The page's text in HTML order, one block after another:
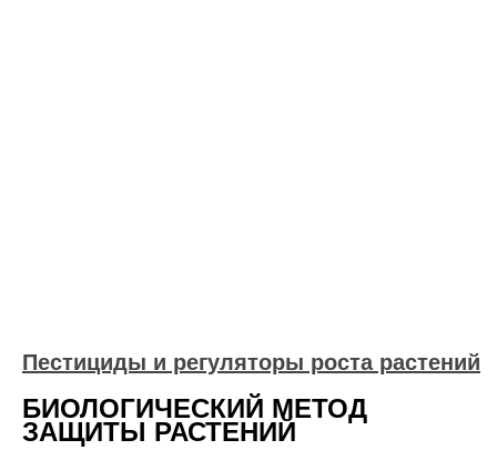
Пестициды и регуляторы роста растений
БИОЛОГИЧЕСКИЙ МЕТОД
ЗАЩИТЫ РАСТЕНИЙ